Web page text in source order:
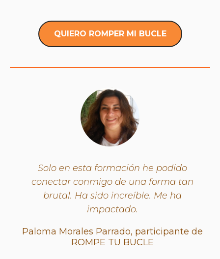
QUIERO ROMPER MI BUCLE
Solo en esta formación he podido
conectar conmigo de una forma tan
brutal. Ha sido increíble. Me ha
impactado.
Paloma Morales Parrado, participante de
ROMPE TU BUCLE